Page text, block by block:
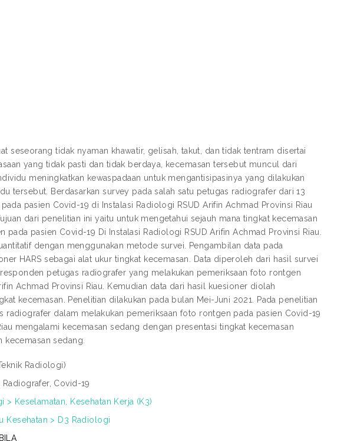
seseorang tidak nyaman khawatir, gelisah, takut, dan tidak tentram disertai
yang tidak pasti dan tidak berdaya, kecemasan tersebut muncul dari
meningkatkan kewaspadaan untuk mengantisipasinya yang dilakukan
tersebut. Berdasarkan survey pada salah satu petugas radiografer dari 13
pasien Covid-19 di Instalasi Radiologi RSUD Arifin Achmad Provinsi Riau
dari penelitian ini yaitu untuk mengetahui sejauh mana tingkat kecemasan
pasien Covid-19 Di Instalasi Radiologi RSUD Arifin Achmad Provinsi Riau.
dengan menggunakan metode survei. Pengambilan data pada
HARS sebagai alat ukur tingkat kecemasan. Data diperoleh dari hasil survei
petugas radiografer yang melakukan pemeriksaan foto rontgen
Achmad Provinsi Riau. Kemudian data dari hasil kuesioner diolah
kecemasan. Penelitian dilakukan pada bulan Mei-Juni 2021. Pada penelitian
dalam melakukan pemeriksaan foto rontgen pada pasien Covid-19
mengalami kecemasan sedang dengan presentasi tingkat kecemasan
sedang.
Radiologi)
Radiografer, Covid-19
> Keselamatan, Kesehatan Kerja (K3)
Kesehatan > D3 Radiologi